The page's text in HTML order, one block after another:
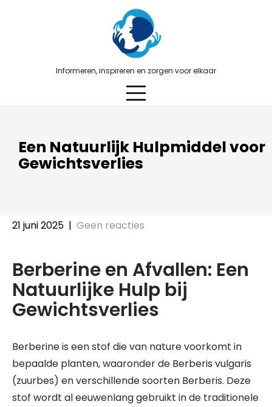
Informeren, inspireren en zorgen voor elkaar
Een Natuurlijk Hulpmiddel voor
Gewichtsverlies
21 juni 2025 | Geen reacties
Berberine en Afvallen: Een
Natuurlijke Hulp bij
Gewichtsverlies
Berberine is een stof die van nature voorkomt in
bepaalde planten, waaronder de Berberis vulgaris
(zuurbes) en verschillende soorten Berberis. Deze
stof wordt al eeuwenlang gebruikt in de traditionele